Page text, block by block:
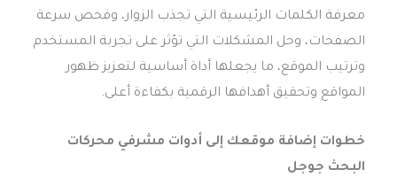
معرفة الكلمات الرئيسية التي تجذب الزوار، وفحص سرعة
الصفحات، وحل المشكلات التي تؤثر على تجربة المستخدم
وترتيب الموقع، ما يجعلها أداة أساسية لتعزيز ظهور
المواقع وتحقيق أهدافها الرقمية بكفاءة أعلى.
خطوات إضافة موقعك إلى أدوات مشرفي محركات
البحث جوجل